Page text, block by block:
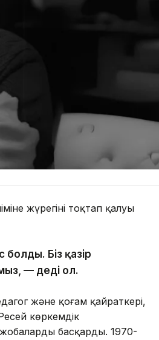
жүрегінің тоқтап қалуы
болды. Біз қазір
— деді ол.
және қоғам қайраткері,
көркемдік
жобаларды басқарды. 1970-